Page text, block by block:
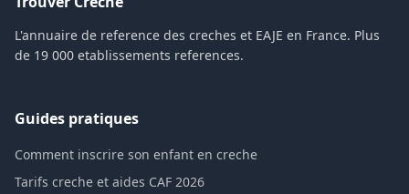
L'annuaire de reference des creches et EAJE en France. Plus
de 19 000 etablissements references.
Guides pratiques
Comment inscrire son enfant en creche
Tarifs creche et aides CAF 2026